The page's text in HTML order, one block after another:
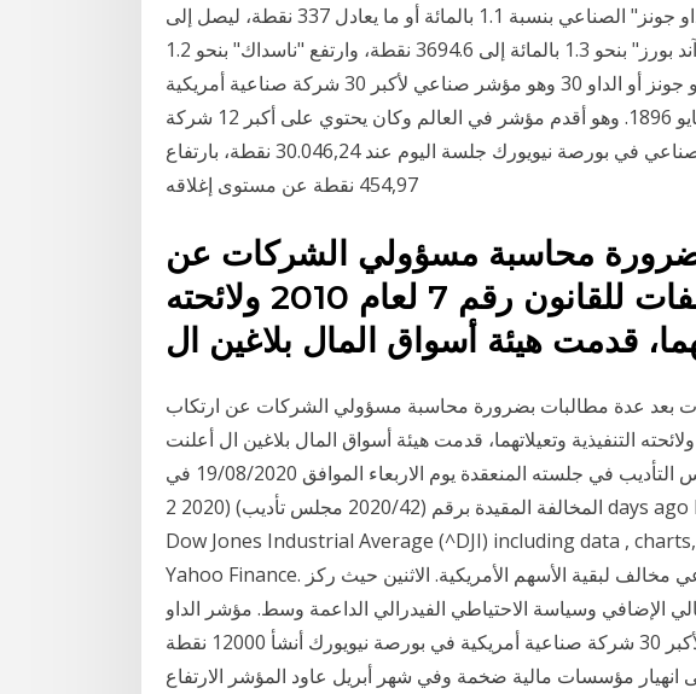
وعند ختام التعاملات، ارتفع مؤشر "داو جونز" الصناعي بنسبة 1.1 بالمائة أو ما يعادل 337 نقطة، ليصل إلى
30199.3 نقطة. كما زاد "ستاندرد آند بورز" بنحو 1.3 بالمائة إلى 3694.6 نقطة، وارتفع "ناسداك" بنحو 1.2
مؤشر داو جونز الصناعي , مؤشر الداو جونز أو الداو 30 وهو مؤشر صناعي لأكبر 30 شركة صناعية أمريكية
في بورصة نيويورك أنشأ في 26 مايو 1896. وهو أقدم مؤشر في العالم وكان يحتوي على أكبر 12 شركة
أمريكية أغلق مؤشر "داو جونز" الصناعي في بورصة نيويورك جلسة اليوم عند 30.046,24 نقطة، بارتفاع
454,97 نقطة عن مستوى إغلاقه
محاسبة مسؤولي الشركات عن
ارتكاب المخالفات للقانون رقم 7 لعام 2010 ولائحته
قدمت هيئة أسواق المال بلاغين ال
بعد عدة مطالبات بضرورة محاسبة مسؤولي الشركات عن ارتكاب
المخالفات للقانون رقم 7 لعام 2010 ولائحته التنفيذية وتعيلاتهما، قدمت هيئة أسواق المال بلاغين ال أعلنت
هيئة أسواق المال عن صدور قرار مجلس التأديب في جلسته المنعقدة يوم الاربعاء الموافق 19/08/2020 في
المخالفة المقيدة برقم (2020/42 مجلس تأديب) (2020 2 days ago Find the latest information on
Dow Jones Industrial Average (^DJI) including data ,
Yahoo Finance. وكان أداء الداو جونز الصناعي مخالف لبقية الأسهم الأمريكية. الاثنين حيث ركز
الإضافي وسياسة الاحتياطي الفيدرالي الداعمة وسط. مؤشر الداو
جونز أو الداو 30 وهو مؤشر صناعي لأكبر 30 شركة صناعية أمريكية في بورصة نيويورك أنشأ 12000 نقطة
انهيار مؤسسات مالية ضخمة وفي شهر أبريل عاود المؤشر الارتفاع